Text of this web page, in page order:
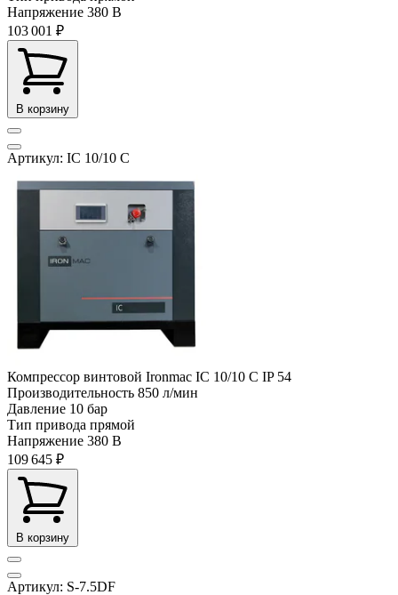
Напряжение 380 В
103 001 ₽
В корзину
Артикул: IC 10/10 C
Компрессор винтовой Ironmac IC 10/10 C IP 54
Производительность 850 л/мин
Давление 10 бар
Тип привода прямой
Напряжение 380 В
109 645 ₽
В корзину
Артикул: S-7.5DF